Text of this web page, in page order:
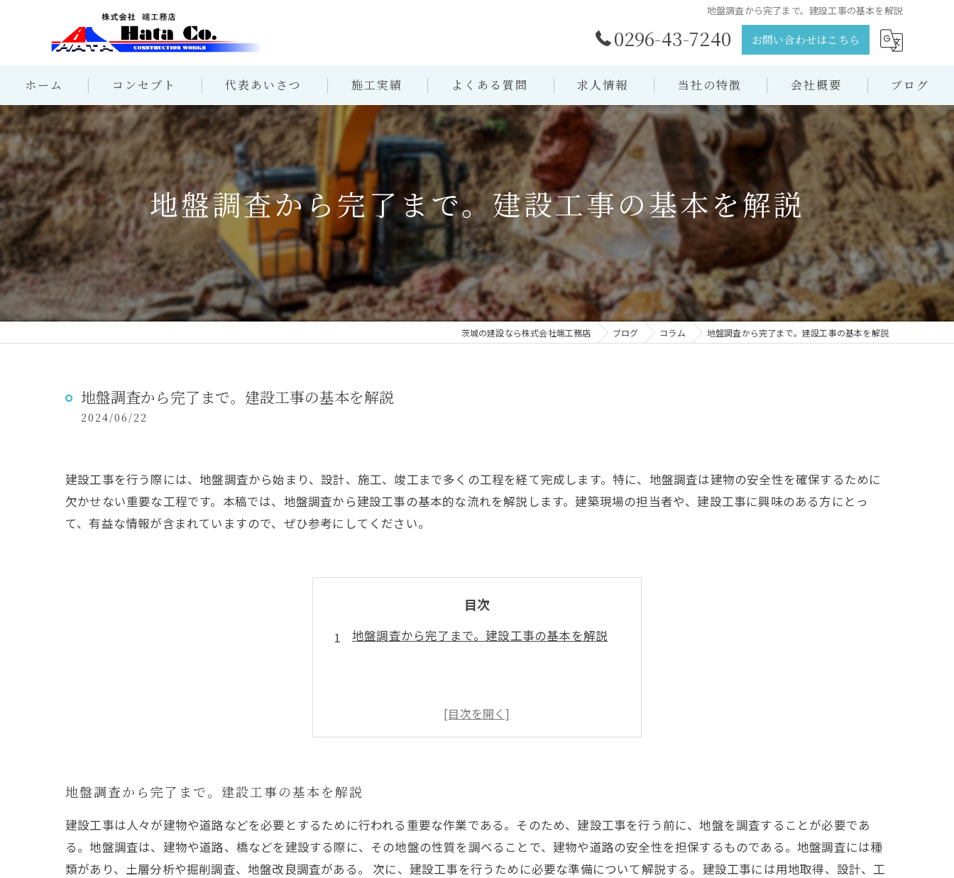
地盤調査から完了まで。建設工事の基本を解説
0296-43-7240 お問い合わせはこちら
ホーム コンセプト 代表あいさつ 施工実績 よくある質問 求人情報 当社の特徴
舗装工事
下水道工事
公共工事
造成工事
会社概要 ブログ
コラム
地盤調査から完了まで。建設工事の基本を解説
茨城の建設なら株式会社端工務店 ブログ コラム 地盤調査から完了まで。建設工事の基本を解説
地盤調査から完了まで。建設工事の基本を解説
2024/06/22
建設工事を行う際には、地盤調査から始まり、設計、施工、竣工まで多くの工程を経て完成します。特に、地盤調査は建物の安全性を確保するために
欠かせない重要な工程です。本稿では、地盤調査から建設工事の基本的な流れを解説します。建築現場の担当者や、建設工事に興味のある方にとっ
て、有益な情報が含まれていますので、ぜひ参考にしてください。
目次
地盤調査から完了まで。建設工事の基本を解説
地盤調査から完了まで。建設工事の基本を解説
建設工事は人々が建物や道路などを必要とするために行われる重要な作業である。そのため、建設工事を行う前に、地盤を調査することが必要であ
る。地盤調査は、建物や道路、橋などを建設する際に、その地盤の性質を調べることで、建物や道路の安全性を担保するものである。地盤調査には種
類があり、土層分析や掘削調査、地盤改良調査がある。 次に、建設工事を行うために必要な準備について解説する。建設工事には用地取得、設計、工